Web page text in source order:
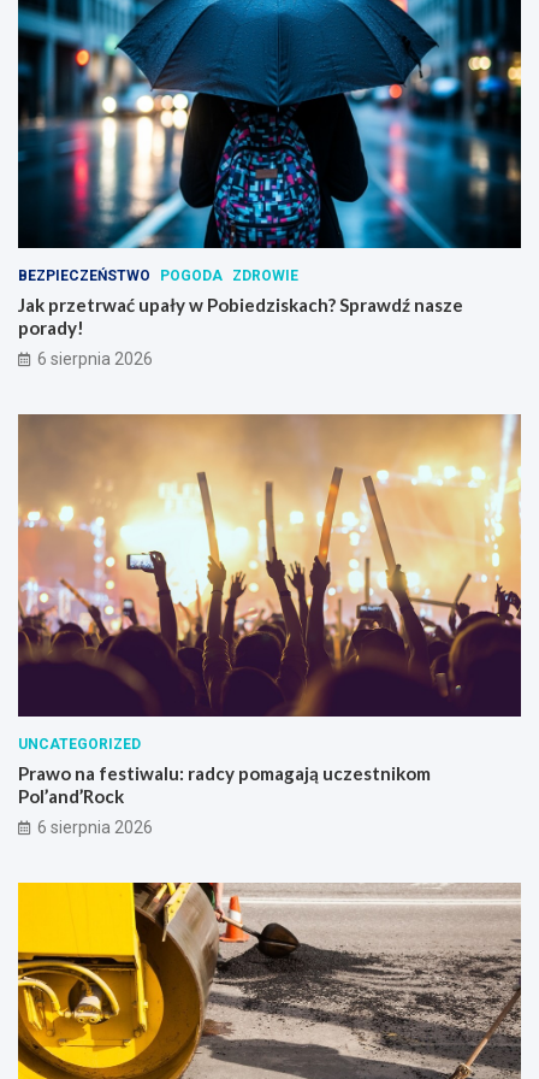
BEZPIECZEŃSTWO POGODA ZDROWIE
Jak przetrwać upały w Pobiedziskach? Sprawdź nasze
porady!
6 sierpnia 2026
UNCATEGORIZED
Prawo na festiwalu: radcy pomagają uczestnikom
Pol’and’Rock
6 sierpnia 2026